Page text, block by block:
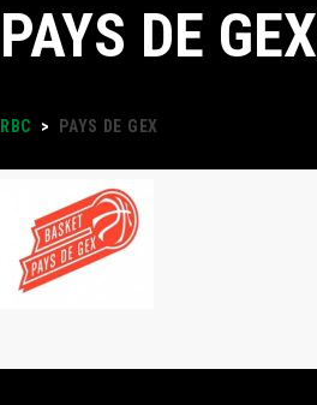
PAYS DE GEX
RBC > PAYS DE GEX